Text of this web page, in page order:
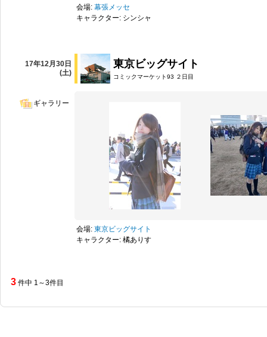
会場: 幕張メッセ
キャラクター: シンシャ
17年12月30日
(土)
東京ビッグサイト
コミックマーケット93 ２日目
ギャラリー
会場: 東京ビッグサイト
キャラクター: 橘ありす
3 件中 1～3件目